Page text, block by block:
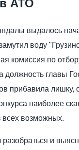
АТО
выдалось
воду
комиссия по
должность главы
прибавила лишку,
наиболее
всех возможных.
и